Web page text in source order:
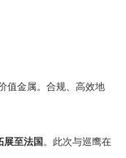
值金属。合规、高效地
展至法国 。此次与巡鹰在